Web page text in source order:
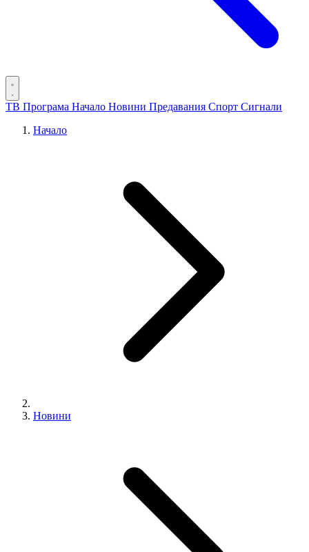
ТВ Програма Начало Новини Предавания Спорт Сигнали
Начало
Новини